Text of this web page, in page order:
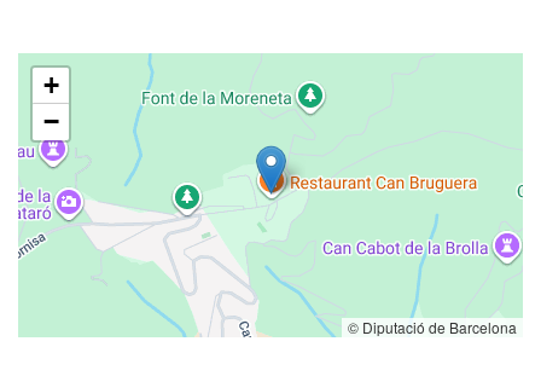
+
−
© Diputació de Barcelona